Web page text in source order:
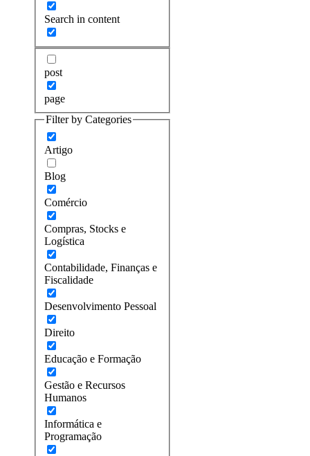
Search in content
post
page
Filter by Categories
Artigo
Blog
Comércio
Compras, Stocks e
Logística
Contabilidade, Finanças e
Fiscalidade
Desenvolvimento Pessoal
Direito
Educação e Formação
Gestão e Recursos
Humanos
Informática e
Programação